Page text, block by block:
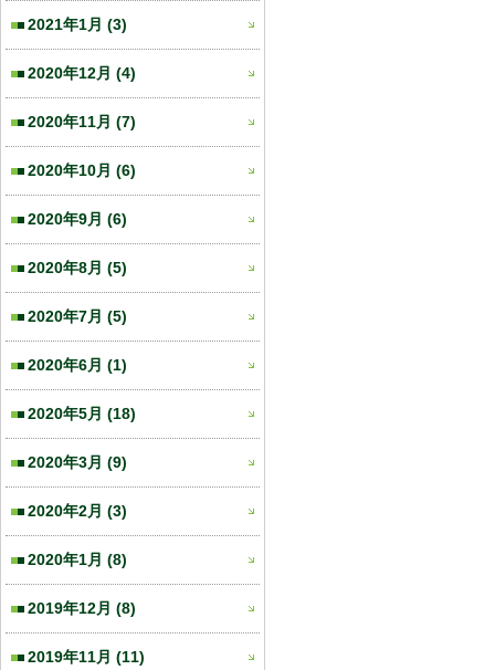
2021年1月 (3)
2020年12月 (4)
2020年11月 (7)
2020年10月 (6)
2020年9月 (6)
2020年8月 (5)
2020年7月 (5)
2020年6月 (1)
2020年5月 (18)
2020年3月 (9)
2020年2月 (3)
2020年1月 (8)
2019年12月 (8)
2019年11月 (11)